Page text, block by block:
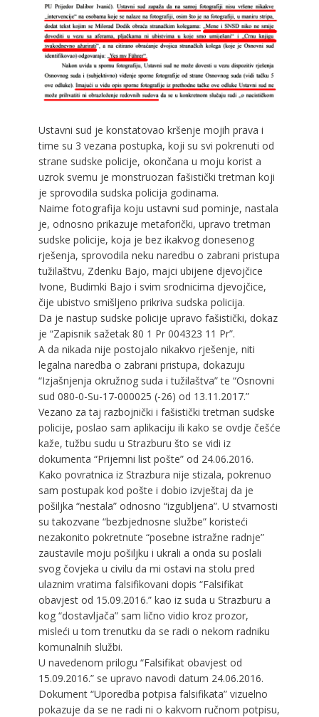
Ustavni sud je konstatovao kršenje mojih prava i
time su 3 vezana postupka, koji su svi pokrenuti od
strane sudske policije, okončana u moju korist a
uzrok svemu je monstruozan fašistički tretman koji
je sprovodila sudska policija godinama.
Naime fotografija koju ustavni sud pominje, nastala
je, odnosno prikazuje metaforički, upravo tretman
sudske policije, koja je bez ikakvog donesenog
rješenja, sprovodila neku naredbu o zabrani pristupa
tužilaštvu, Zdenku Bajo, majci ubijene djevojčice
Ivone, Budimki Bajo i svim srodnicima djevojčice,
čije ubistvo smišljeno prikriva sudska policija.
Da je nastup sudske policije upravo fašistički, dokaz
je “Zapisnik sažetak 80 1 Pr 004323 11 Pr”.
A da nikada nije postojalo nikakvo rješenje, niti
legalna naredba o zabrani pristupa, dokazuju
“Izjašnjenja okružnog suda i tužilaštva” te “Osnovni
sud 080-0-Su-17-000025 (-26) od 13.11.2017.”
Vezano za taj razbojnički i fašistički tretman sudske
policije, poslao sam aplikaciju ili kako se ovdje češće
kaže, tužbu sudu u Strazburu što se vidi iz
dokumenta “Prijemni list pošte” od 24.06.2016.
Kako povratnica iz Strazbura nije stizala, pokrenuo
sam postupak kod pošte i dobio izvještaj da je
pošiljka “nestala” odnosno “izgubljena”. U stvarnosti
su takozvane “bezbjednosne službe” koristeći
nezakonito pokretnute “posebne istražne radnje”
zaustavile moju pošiljku i ukrali a onda su poslali
svog čovjeka u civilu da mi ostavi na stolu pred
ulaznim vratima falsifikovani dopis “Falsifikat
obavjest od 15.09.2016.” kao iz suda u Strazburu a
kog “dostavljača” sam lično vidio kroz prozor,
misleći u tom trenutku da se radi o nekom radniku
komunalnih službi.
U navedenom prilogu “Falsifikat obavjest od
15.09.2016.” se upravo navodi datum 24.06.2016.
Dokument “Uporedba potpisa falsifikata” vizuelno
pokazuje da se ne radi ni o kakvom ručnom potpisu,